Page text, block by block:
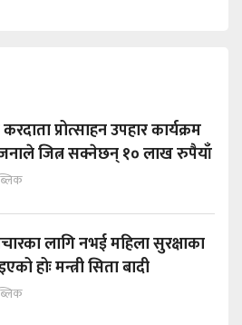
प्रोत्साहन उपहार कार्यक्रम
जित्न सक्नेछन् १० लाख रुपैयाँ
लागि नभई महिला सुरक्षाका
होः मन्त्री सिता बादी